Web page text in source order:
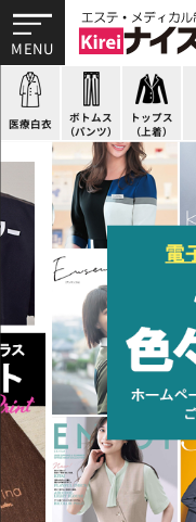
医療白衣
ドクターコート
ドクタージャケット
医療用ジャケット
ケーシージャケット
ボトムス
（パンツ）
パンツ
スクラブパンツ
スカート
キュロット
トップス
（上着）
オーバーブラウス
ベスト
アウター
アンダーウェア
カットソー
ブラウス
ポロシャツ
Tシャツ
H型エプロン
腰下エプロン
ラップエプロン
エプロンドレス
スニーカー
サンダル
ナースシューズ
パンプス
すべて
スカーフ・リボン
バッグ
ゲストウェア
施術衣
マタニティユニフォーム
衛生アイテム